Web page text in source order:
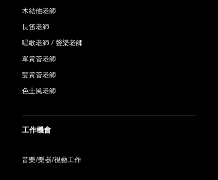
木結他老師
長笛老師
唱歌老師 / 聲樂老師
單簧管老師
雙簧管老師
色士風老師
工作機會
音樂/樂器/視藝工作